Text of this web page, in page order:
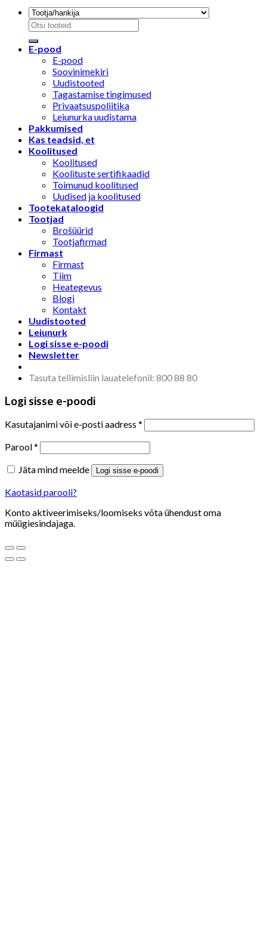
Otsi:
E-pood
E-pood
Soovinimekiri
Uudistooted
Tagastamise tingimused
Privaatsuspoliitika
Leiunurka uudistama
Pakkumised
Kas teadsid, et
Koolitused
Koolitused
Koolituste sertifikaadid
Toimunud koolitused
Uudised ja koolitused
Tootekataloogid
Tootjad
Brošüürid
Tootjafirmad
Firmast
Firmast
Tiim
Heategevus
Blogi
Kontakt
Uudistooted
Leiunurk
Logi sisse e-poodi
Newsletter
Tasuta tellimisliin lauatelefonil: 800 88 80
Logi sisse e-poodi
Kasutajanimi või e-posti aadress *
Parool*
Jäta mind meelde
Logi sisse e-poodi
Kaotasid parooli?
Konto aktiveerimiseks/loomiseks võta ühendust oma
müügiesindajaga.